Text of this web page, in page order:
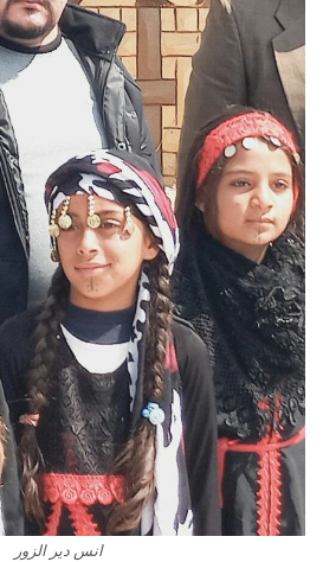
انس دير الزور